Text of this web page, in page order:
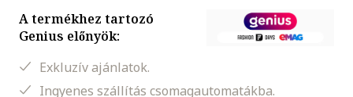
A termékhez tartozó
Genius előnyök:
Exkluzív ajánlatok.
Ingyenes szállítás csomagautomatákba.